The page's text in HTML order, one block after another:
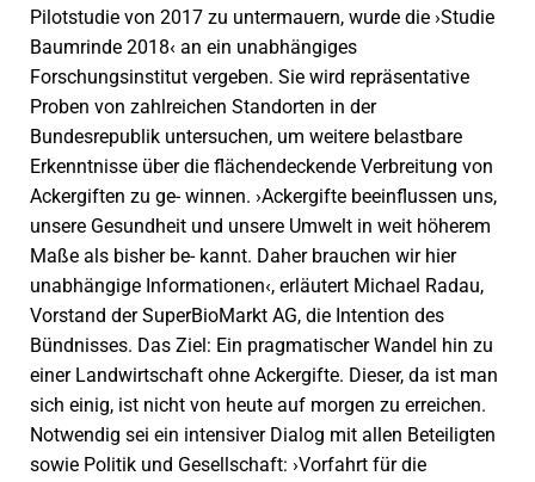
Pilotstudie von 2017 zu untermauern, wurde die ›Studie
Baumrinde 2018‹ an ein unabhängiges
Forschungsinstitut vergeben. Sie wird repräsentative
Proben von zahlreichen Standorten in der
Bundesrepublik untersuchen, um weitere belastbare
Erkenntnisse über die flächendeckende Verbreitung von
Ackergiften zu ge- winnen. ›Ackergifte beeinflussen uns,
unsere Gesundheit und unsere Umwelt in weit höherem
Maße als bisher be- kannt. Daher brauchen wir hier
unabhängige Informationen‹, erläutert Michael Radau,
Vorstand der SuperBioMarkt AG, die Intention des
Bündnisses. Das Ziel: Ein pragmatischer Wandel hin zu
einer Landwirtschaft ohne Ackergifte. Dieser, da ist man
sich einig, ist nicht von heute auf morgen zu erreichen.
Notwendig sei ein intensiver Dialog mit allen Beteiligten
sowie Politik und Gesellschaft: ›Vorfahrt für die